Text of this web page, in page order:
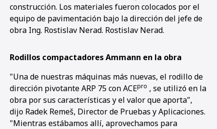
construcción. Los materiales fueron colocados por el
equipo de pavimentación bajo la dirección del jefe de
obra Ing. Rostislav Nerad. Rostislav Nerad.
Rodillos compactadores Ammann en la obra
"Una de nuestras máquinas más nuevas, el rodillo de
dirección pivotante ARP 75 con ACEpro , se utilizó en la
obra por sus características y el valor que aporta",
dijo Radek Remeš, Director de Pruebas y Aplicaciones.
"Mientras estábamos allí, aprovechamos para